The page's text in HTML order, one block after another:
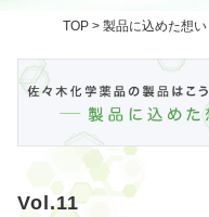
TOP > 製品に込めた想い
Vol.11